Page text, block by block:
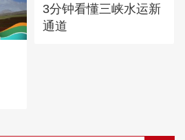
3分钟看懂三峡水运新
通道